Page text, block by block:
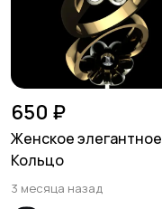
650 ₽
Женское элегантное
Кольцо
3 месяца назад